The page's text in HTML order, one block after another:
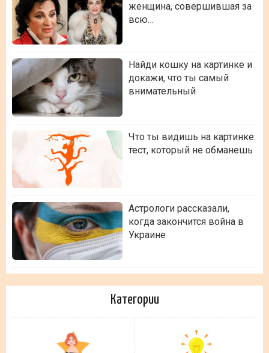
женщина, совершившая за
всю…
Найди кошку на картинке и
докажи, что ты самый
внимательный
Что ты видишь на картинке:
тест, который не обманешь
Астрологи рассказали,
когда закончится война в
Украине
Категории